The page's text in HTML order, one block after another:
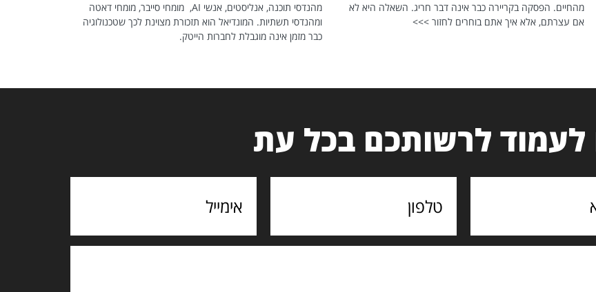
מהחיים. הפסקה בקריירה כבר אינה דבר חריג. השאלה היא לא
אם עצרתם, אלא איך אתם בוחרים לחזור >>>
מהנדסי תוכנה, אנליסטים, אנשי AI, מומחי סייבר, מומחי דאטה
ומהנדסי תשתיות. המונדיאל הוא תזכורת מצוינת לכך שטכנולוגיה
כבר מזמן אינה מוגבלת לחברות הייטק.
לרשותכם בכל עת